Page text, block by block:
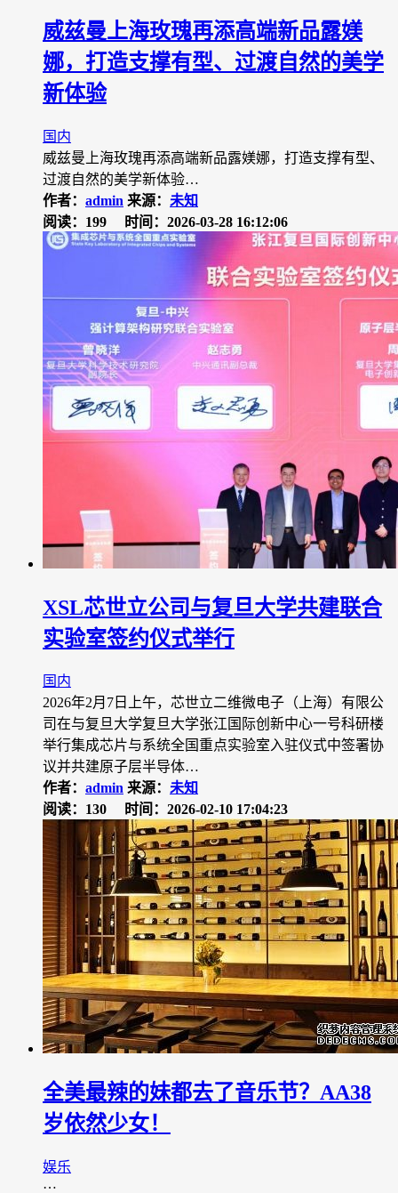
威兹曼上海玫瑰再添高端新品露媄
娜，打造支撑有型、过渡自然的美学
新体验
国内
威兹曼上海玫瑰再添高端新品露媄娜，打造支撑有型、
过渡自然的美学新体验…
作者： admin 来源： 未知
阅读：199
时间：2026-03-28 16:12:06
XSL芯世立公司与复旦大学共建联合
实验室签约仪式举行
国内
2026年2月7日上午，芯世立二维微电子（上海）有限公
司在与复旦大学复旦大学张江国际创新中心一号科研楼
举行集成芯片与系统全国重点实验室入驻仪式中签署协
议并共建原子层半导体…
作者： admin 来源： 未知
阅读：130
时间：2026-02-10 17:04:23
全美最辣的妹都去了音乐节？AA38
岁依然少女！
娱乐
…